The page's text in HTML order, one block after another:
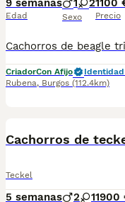
9 semanas
Edad
1 2
Sexo
1100
Precio
CriadorCon Afijo
Rubena, Burgos (112.4km)
Cachorros de
Teckel
5 semanas 2 11900